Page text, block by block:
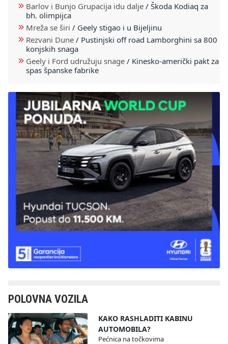
Barlov i Bunjo Grupacija idu dalje / Škoda Kodiaq za
bh. olimpijca
Mreža se širi / Geely stigao i u Bijeljinu
Rezvani Dune / Pustinjski off road Lamborghini sa 800
konjskih snaga
Geely i Ford udružuju snage / Kinesko-američki pakt za
spas španske fabrike
POLOVNA VOZILA
KAKO RASHLADITI KABINU
AUTOMOBILA?
Pećnica na točkovima